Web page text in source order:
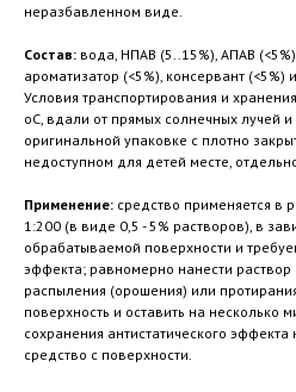
неразбавленном виде.
Состав: вода, НПАВ (5..15%), АПАВ
ароматизатор (<5%), консервант
Условия транспортирования и
oC, вдали от прямых солнечных лучей
оригинальной упаковке с плотно
недоступном для детей месте,
Применение: средство применяется в
1:200 (в виде 0,5 - 5% растворов), в
обрабатываемой поверхности и
эффекта; равномерно нанести
распыления (орошения) или
поверхность и оставить на несколько
сохранения антистатического
средство с поверхности.